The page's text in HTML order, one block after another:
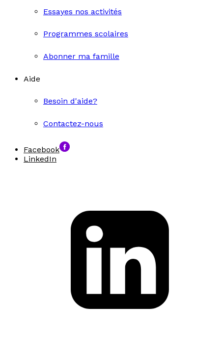
Essayes nos activités
Programmes scolaires
Abonner ma famille
Aide
Besoin d'aide?
Contactez-nous
Facebook
LinkedIn